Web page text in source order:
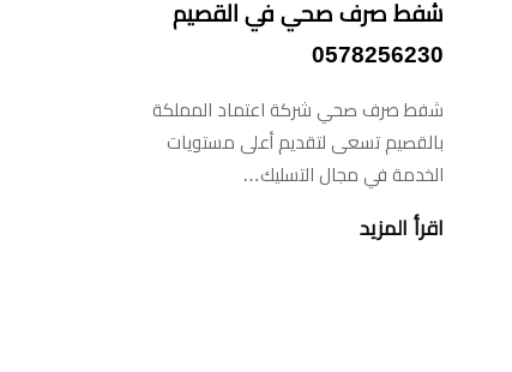
شفط صرف صحي في القصيم
0578256230
شفط صرف صحي شركة اعتماد المملكة
بالقصيم تسعى لتقديم أعلى مستويات
الخدمة في مجال التسليك…
اقرأ المزيد